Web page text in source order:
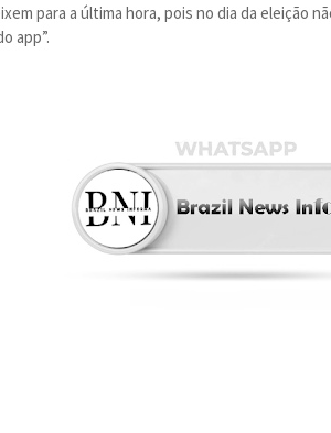
para a última hora, pois no dia da eleição
app”.